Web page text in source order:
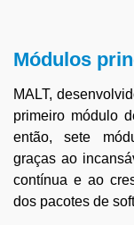
Módulos
MALT,
primeiro módulo
então, sete
graças ao
contínua e ao
dos pacotes de